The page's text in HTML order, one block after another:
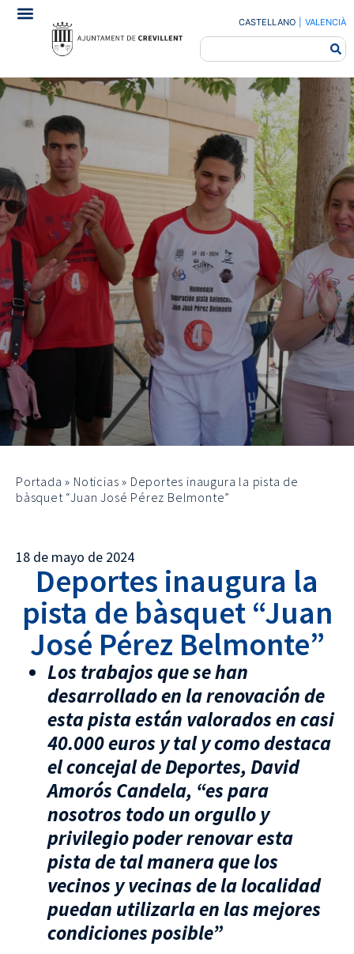
CASTELLANO VALENCIÀ
Portada » Noticias » Deportes inaugura la pista de
bàsquet “Juan José Pérez Belmonte”
18 de mayo de 2024
Deportes inaugura la
pista de bàsquet “Juan
José Pérez Belmonte”
Los trabajos que se han
desarrollado en la renovación de
esta pista están valorados en casi
40.000 euros y tal y como destaca
el concejal de Deportes, David
Amorós Candela, “es para
nosotros todo un orgullo y
privilegio poder renovar esta
pista de tal manera que los
vecinos y vecinas de la localidad
puedan utilizarla en las mejores
condiciones posible”